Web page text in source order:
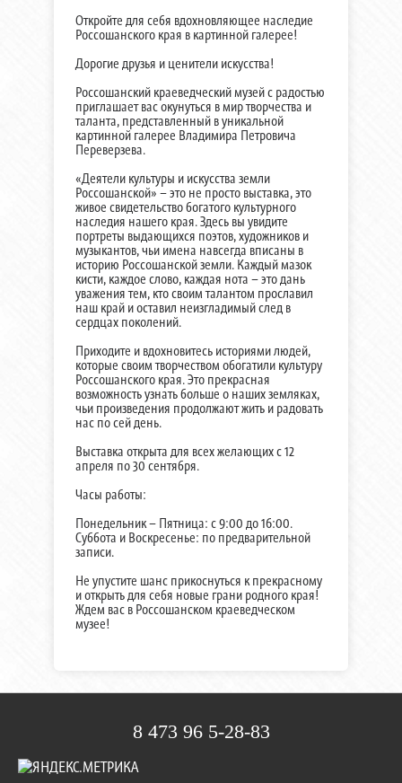
Откройте для себя вдохновляющее наследие
Россошанского края в картинной галерее!
Дорогие друзья и ценители искусства!
Россошанский краеведческий музей с радостью
приглашает вас окунуться в мир творчества и
таланта, представленный в уникальной
картинной галерее Владимира Петровича
Переверзева.
«Деятели культуры и искусства земли
Россошанской» – это не просто выставка, это
живое свидетельство богатого культурного
наследия нашего края. Здесь вы увидите
портреты выдающихся поэтов, художников и
музыкантов, чьи имена навсегда вписаны в
историю Россошанской земли. Каждый мазок
кисти, каждое слово, каждая нота – это дань
уважения тем, кто своим талантом прославил
наш край и оставил неизгладимый след в
сердцах поколений.
Приходите и вдохновитесь историями людей,
которые своим творчеством обогатили культуру
Россошанского края. Это прекрасная
возможность узнать больше о наших земляках,
чьи произведения продолжают жить и радовать
нас по сей день.
Выставка открыта для всех желающих с 12
апреля по 30 сентября.
Часы работы:
Понедельник – Пятница: с 9:00 до 16:00.
Суббота и Воскресенье: по предварительной
записи.
Не упустите шанс прикоснуться к прекрасному
и открыть для себя новые грани родного края!
Ждем вас в Россошанском краеведческом
музее!
8 473 96 5-28-83